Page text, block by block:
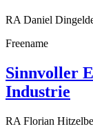
RA Daniel
Freename
Sinnvoller
Industrie
RA Florian